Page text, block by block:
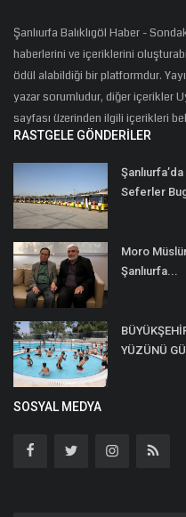
Şanlıurfa Balıklıgöl Haber -
haberlerini ve içeriklerini
ödül alabildiği bir platformdur.
yazar sorumludur, diğer içerikler
sayfası üzerinden ilgili içerikleri
RASTGELE GÖNDERILER
Seferler
Moro
Şanlıurfa...
YÜZÜNÜ
SOSYAL MEDYA